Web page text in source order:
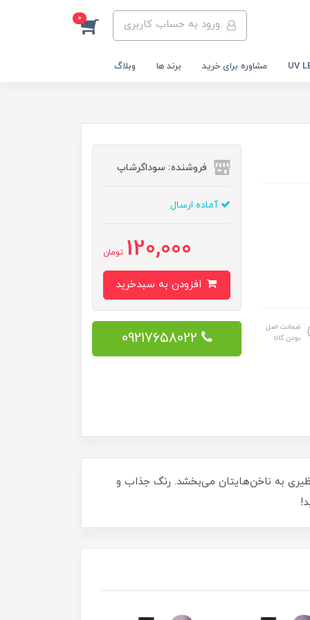
ورود به حساب کاربری 0
مشاوره برای خرید برند ها وبلاگ
ضمانت اصل
بودن کالا
فروشنده: سوداگرشاپ
آماده ارسال
120,000 تومان
09217658022
بی‌نظیری به ناخن‌هایتان می‌بخشد. رنگ جذاب و